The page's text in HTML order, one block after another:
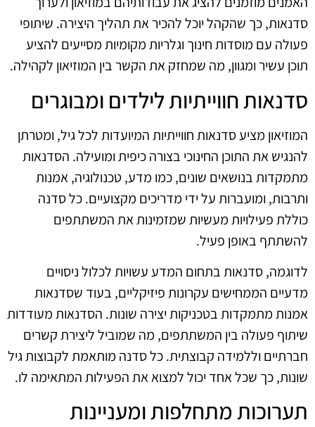
סדנאות, כך שהקהל יוכל להכיר את תהליך היצירה. שיתופי
פעולה עם מוסדות חינוך וגלריות מקומיות מסייעים להציע
תוכן עשיר ומגוון, מה שמחזק את הקשר בין המוזיאון לקהילה.
סדנאות חווייתיות לילדים ומבוגרים
המוזיאון מציע סדנאות חווייתיות המיועדות לכל גיל, ומטרתן
להנגיש את התוכן החינוכי בצורה כיפית ומועילה. הסדנאות
מתמקדות בנושאים שונים, כמו מדע, טכנולוגיה, אמנות
ותרבות, ומועברות על ידי מדריכים מקצועיים. כל סדנה
כוללת פעילויות מעשיות שמזמינות את המשתתפים
להשתתף באופן פעיל.
לדוגמה, סדנאות בתחום המדע עשויות לכלול ניסויים
מדעיים הממחישים עקרונות פיזיקליים, בעוד שסדנאות
אמנות מתמקדות בטכניקות יצירה שונות. הסדנאות מעודדות
שיתוף פעולה בין המשתתפים, מה שמוביל ליצירת קשרים
חברתיים וללמידה קבוצתית. כל סדנה מותאמת לקבוצות גיל
שונות, כך שכל אחד יכול למצוא את הפעילות המתאימה לו.
תערוכות מתחלפות ומעניינות